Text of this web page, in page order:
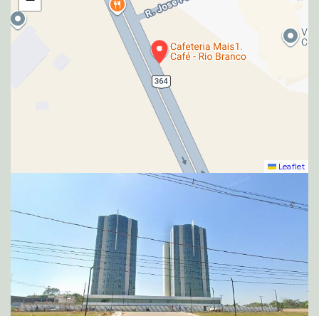
Leaflet